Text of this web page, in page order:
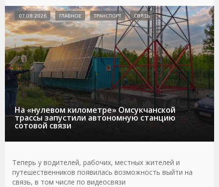
На «нулевом километре» Омсукчанской
трассы запустили автономную станцию
сотовой связи
07.08.2026 ГЛАВНОЕ ТРАНСПОРТ СВЯЗЬ
Теперь у водителей, рабочих, местных жителей и
путешественников появилась возможность выйти на
связь, в том числе по видеосвязи